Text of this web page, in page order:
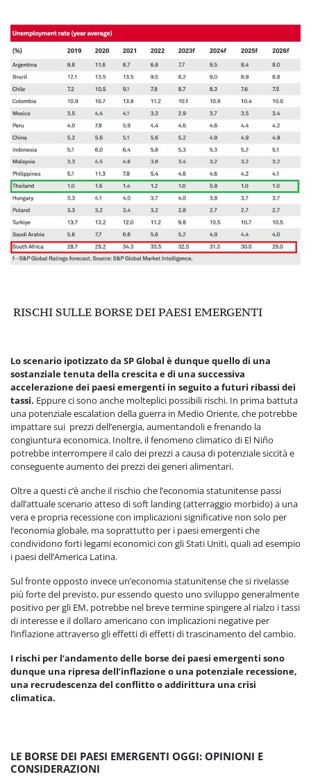
RISCHI SULLE BORSE DEI PAESI EMERGENTI
Lo scenario ipotizzato da SP Global è dunque quello di una
sostanziale tenuta della crescita e di una successiva
accelerazione dei paesi emergenti in seguito a futuri ribassi dei
tassi. Eppure ci sono anche molteplici possibili rischi. In prima battuta
una potenziale escalation della guerra in Medio Oriente, che potrebbe
impattare sui prezzi dell’energia, aumentandoli e frenando la
congiuntura economica. Inoltre, il fenomeno climatico di El Niño
potrebbe interrompere il calo dei prezzi a causa di potenziale siccità e
conseguente aumento dei prezzi dei generi alimentari.
Oltre a questi c’è anche il rischio che l’economia statunitense passi
dall’attuale scenario atteso di soft landing (atterraggio morbido) a una
vera e propria recessione con implicazioni significative non solo per
l’economia globale, ma soprattutto per i paesi emergenti che
condividono forti legami economici con gli Stati Uniti, quali ad esempio
i paesi dell’America Latina.
Sul fronte opposto invece un’economia statunitense che si rivelasse
più forte del previsto, pur essendo questo uno sviluppo generalmente
positivo per gli EM, potrebbe nel breve termine spingere al rialzo i tassi
di interesse e il dollaro americano con implicazioni negative per
l’inflazione attraverso gli effetti di effetti di trascinamento del cambio.
I rischi per l’andamento delle borse dei paesi emergenti sono
dunque una ripresa dell’inflazione o una potenziale recessione,
una recrudescenza del conflitto o addirittura una crisi
climatica.
LE BORSE DEI PAESI EMERGENTI OGGI: OPINIONI E
CONSIDERAZIONI